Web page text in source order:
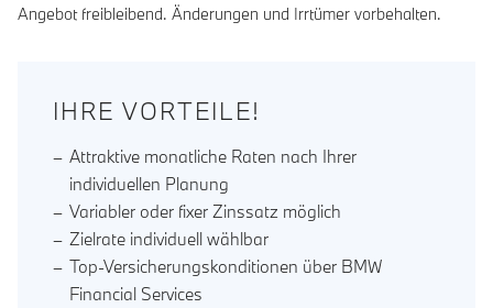
Angebot freibleibend. Änderungen und Irrtümer vorbehalten.
IHRE VORTEILE!
Attraktive monatliche Raten nach Ihrer
individuellen Planung
Variabler oder fixer Zinssatz möglich
Zielrate individuell wählbar
Top-Versicherungskonditionen über BMW
Financial Services